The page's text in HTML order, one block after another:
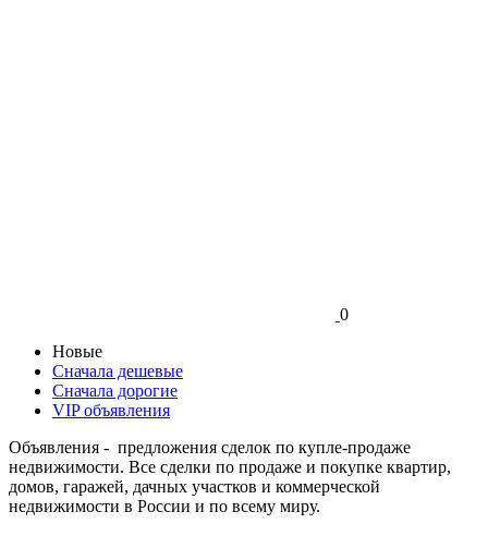
0
Новые
Сначала дешевые
Сначала дорогие
VIP объявления
Объявления - предложения сделок по купле-продаже
недвижимости. Все сделки по продаже и покупке квартир,
домов, гаражей, дачных участков и коммерческой
недвижимости в России и по всему миру.